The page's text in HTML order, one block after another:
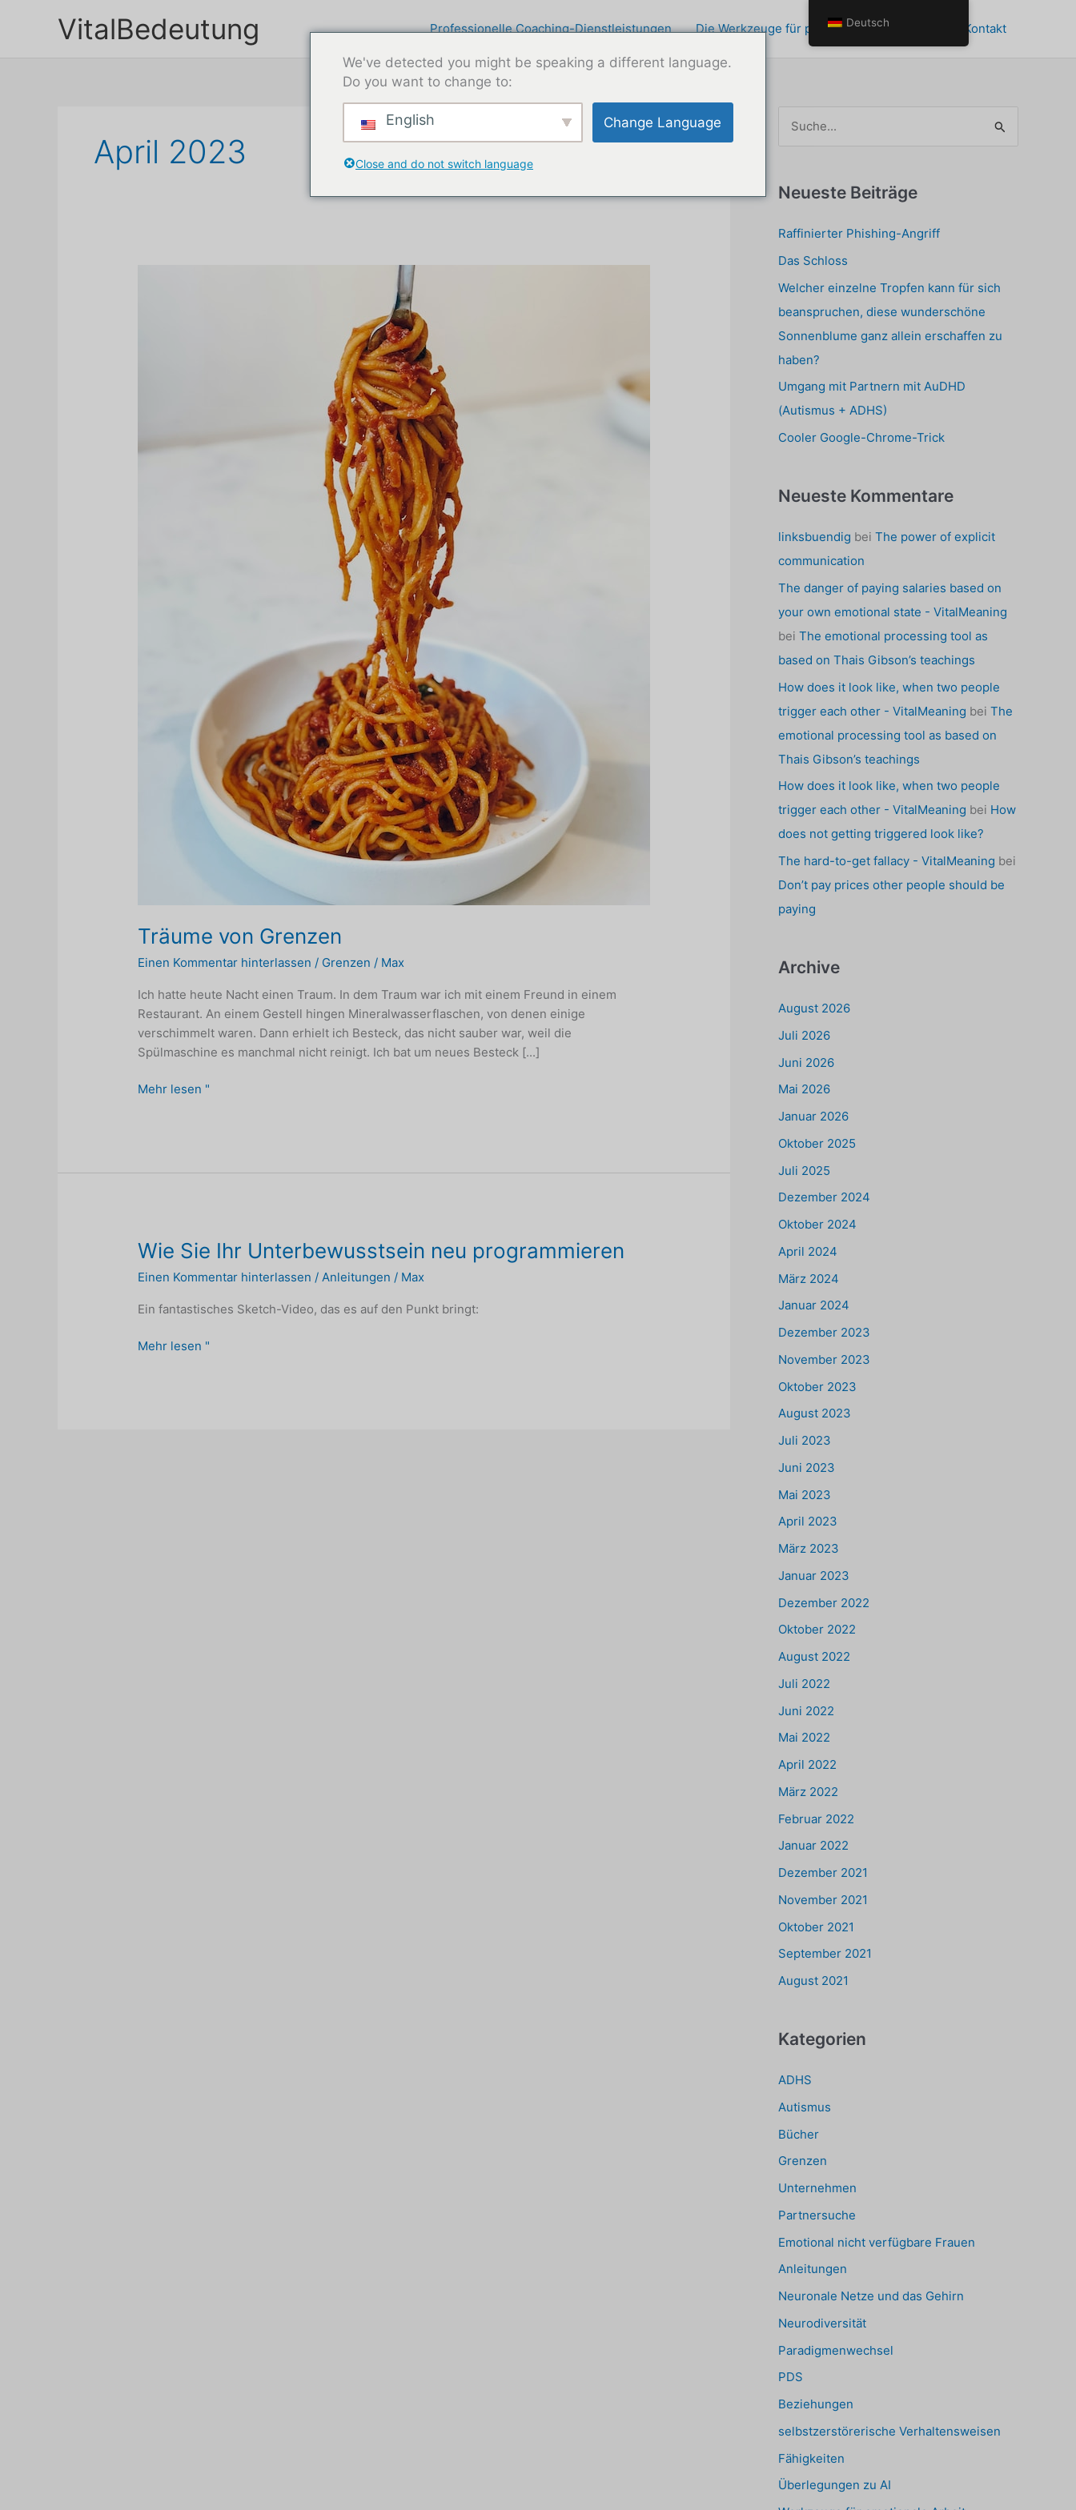
VitalBedeutung Professionelle Coaching-Dienstleistungen Die Werkzeuge für persönliches Wachstum Kontakt
April 2023
Träume von Grenzen
Einen Kommentar hinterlassen / Grenzen / Max
Ich hatte heute Nacht einen Traum. In dem Traum war ich mit einem Freund in einem
Restaurant. An einem Gestell hingen Mineralwasserflaschen, von denen einige
verschimmelt waren. Dann erhielt ich Besteck, das nicht sauber war, weil die
Spülmaschine es manchmal nicht reinigt. Ich bat um neues Besteck [...]
Träume
Mehr lesen "
Wie Sie Ihr Unterbewusstsein neu programmieren
Einen Kommentar hinterlassen / Anleitungen / Max
Ein fantastisches Sketch-Video, das es auf den Punkt bringt:
Wie
Mehr lesen "
h
n
a
c
h
:
Neueste Beiträge
Raffinierter Phishing-Angriff
Das Schloss
Welcher einzelne Tropfen kann für sich
beanspruchen, diese wunderschöne
Sonnenblume ganz allein erschaffen zu
haben?
Umgang mit Partnern mit AuDHD
(Autismus + ADHS)
Cooler Google-Chrome-Trick
Neueste Kommentare
linksbuendig bei The power of explicit
communication
The danger of paying salaries based on
your own emotional state - VitalMeaning
bei The emotional processing tool as
based on Thais Gibson’s teachings
How does it look like, when two people
trigger each other - VitalMeaning bei The
emotional processing tool as based on
Thais Gibson’s teachings
How does it look like, when two people
trigger each other - VitalMeaning bei How
does not getting triggered look like?
The hard-to-get fallacy - VitalMeaning bei
Don’t pay prices other people should be
paying
Archive
August 2026
Juli 2026
Juni 2026
Mai 2026
Januar 2026
Oktober 2025
Juli 2025
Dezember 2024
Oktober 2024
April 2024
März 2024
Januar 2024
Dezember 2023
November 2023
Oktober 2023
August 2023
Juli 2023
Juni 2023
Mai 2023
April 2023
März 2023
Januar 2023
Dezember 2022
Oktober 2022
August 2022
Juli 2022
Juni 2022
Mai 2022
April 2022
März 2022
Februar 2022
Januar 2022
Dezember 2021
November 2021
Oktober 2021
September 2021
August 2021
Kategorien
ADHS
Autismus
Bücher
Grenzen
Unternehmen
Partnersuche
Emotional nicht verfügbare Frauen
Anleitungen
Neuronale Netze und das Gehirn
Neurodiversität
Paradigmenwechsel
PDS
Beziehungen
selbstzerstörerische Verhaltensweisen
Fähigkeiten
Überlegungen zu AI
Deutsch
We've detected you might be speaking a different language.
Do you want to change to:
English Change Language
Close and do not switch language